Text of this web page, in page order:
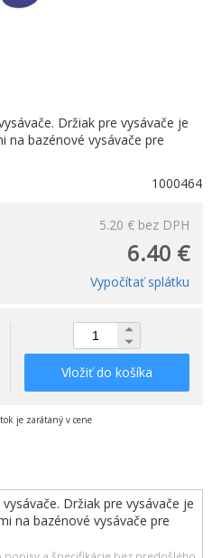
Držiak pre vysávače je
na bazénové vysávače pre
1000464
5.20 € bez DPH
6.40 €
Vypočítať splátku
Vložiť do košíka
je zarátaný v cene
Držiak pre vysávače je
na bazénové vysávače pre